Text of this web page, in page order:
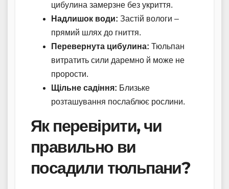
цибулина замерзне без укриття.
Надлишок води: Застій вологи –
прямий шлях до гниття.
Перевернута цибулина: Тюльпан
витратить сили даремно й може не
прорости.
Щільне садіння: Близьке
розташування послаблює рослини.
Як перевірити, чи
правильно ви
посадили тюльпани?